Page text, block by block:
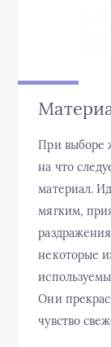
При выборе
на что
материал.
мягким,
некоторые
Они
чувство